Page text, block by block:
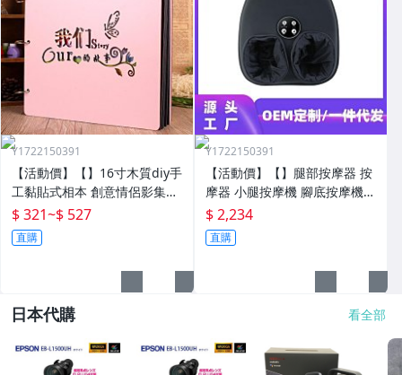
Y1722150391
【活動價】【】16寸木質diy手
工黏貼式相本 創意情侶影集紀
念收藏冊送男女朋友
$ 321~$ 527
直購
Y1722150391
【活動價】【】腿部按摩器 按
摩器 小腿按摩機 腳底按摩機
深層按摩軟體全自動足療機穴
位揉捏家用按腳器腳部腿部足
底足部腳底
$ 2,234
直購
日本代購 看全部